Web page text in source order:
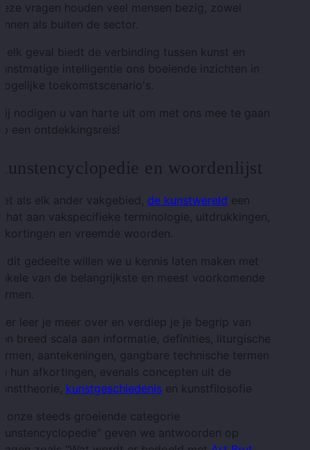
vragen houden veel mensen bezig, zowel
als buiten de sector.
elk geval biedt de verbinding tussen kunst en
intelligentie ons boeiende inzichten in
toekomstscenario's.
nodigen u van harte uit om met ons mee te gaan
een ontdekkingsreis!
en woordenlijst
als elk ander vakgebied, de kunstwereld een
aan vakspecifieke terminologie, uitdrukkingen,
en vreemde woorden.
dit gedeelte willen we u kennis laten maken met
van de belangrijkste en meest voorkomende
leer je meer over en verdiep je je begrip van
breed scala aan informatie, definities, liturgische
aantekeningen, gangbare technische termen
hun afkortingen, evenals concepten uit de
kunstgeschiedenis en kunstfilosofie
onze steeds groeiende categorie
geven we antwoorden op